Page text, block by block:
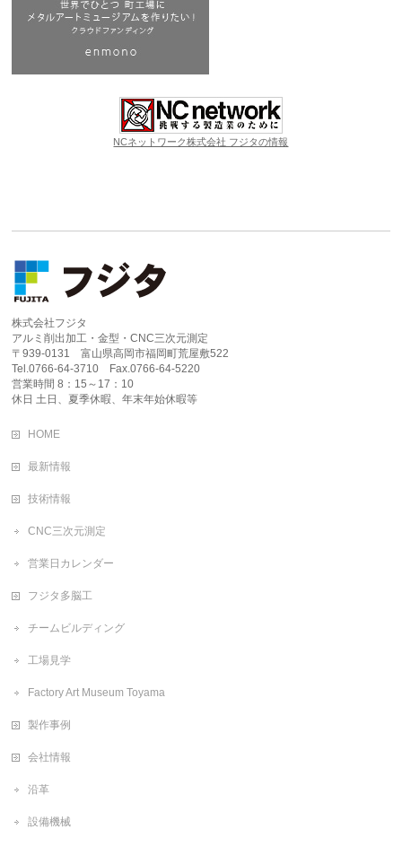
NCネットワーク株式会社 フジタの情報
株式会社フジタ
アルミ削出加工・金型・CNC三次元測定
〒939-0131 富山県高岡市福岡町荒屋敷522
Tel.0766-64-3710 Fax.0766-64-5220
営業時間 8：15～17：10
休日 土日、夏季休暇、年末年始休暇等
HOME
最新情報
技術情報
CNC三次元測定
営業日カレンダー
フジタ多脳工
チームビルディング
工場見学
Factory Art Museum Toyama
製作事例
会社情報
沿革
設備機械